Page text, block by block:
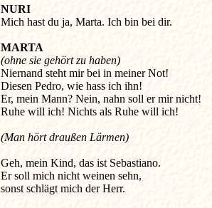
NURI
Mich hast du ja, Marta. Ich bin bei dir.
MARTA
(ohne sie gehört zu haben)
Niernand steht mir bei in meiner Not!
Diesen Pedro, wie hass ich ihn!
Er, mein Mann? Nein, nahn soll er mir nicht!
Ruhe will ich! Nichts als Ruhe will ich!
(Man hört draußen Lärmen)
Geh, mein Kind, das ist Sebastiano.
Er soll mich nicht weinen sehn,
sonst schlägt mich der Herr.